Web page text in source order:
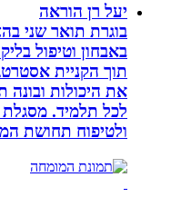
יעל רן הוראה
בוגרת תואר שני
באבחון וטיפול בליקויי
תוך הקניית
את היכולות ובונה
לכל תלמיד. מסגלת
ולטיפוח תחושת